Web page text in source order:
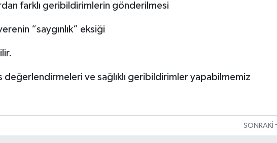
farklı geribildirimlerin gönderilmesi
“saygınlık” eksiği
değerlendirmeleri ve sağlıklı geribildirimler yapabilmemiz
SONRAKI